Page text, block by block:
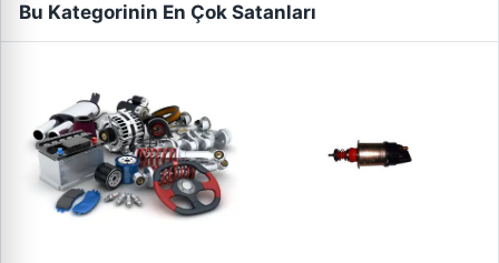
Bu Kategorinin En Çok Satanları